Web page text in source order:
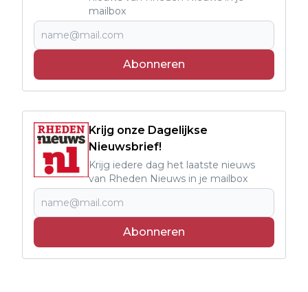
mailbox
Abonneren
Krijg onze Dagelijkse
Nieuwsbrief!
Krijg iedere dag het laatste nieuws
van Rheden Nieuws in je mailbox
Abonneren